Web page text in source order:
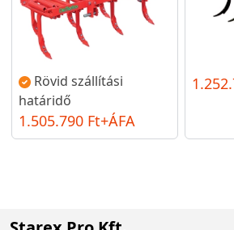
Rövid szállítási
határidő
1.505.790 Ft+ÁFA